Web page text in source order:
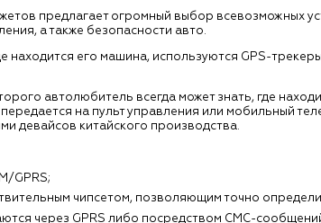
предлагает огромный выбор всевозможных
а также безопасности авто.
находится его машина, используются GPS-
автолюбитель всегда может знать, где
передается на пульт управления или мобильный
девайсов китайского производства.
GPRS;
чипсетом, позволяющим точно
через GPRS либо посредством СМС-